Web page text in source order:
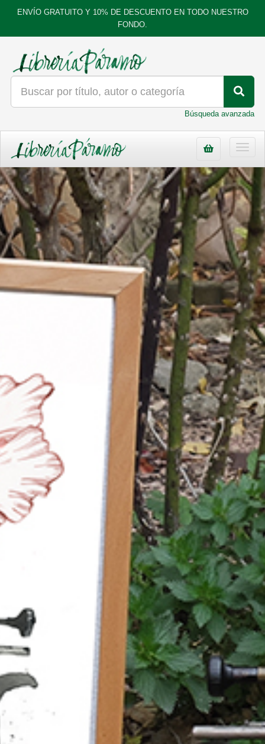
ENVÍO GRATUITO Y 10% DE DESCUENTO EN TODO NUESTRO
FONDO.
Búsqueda avanzada